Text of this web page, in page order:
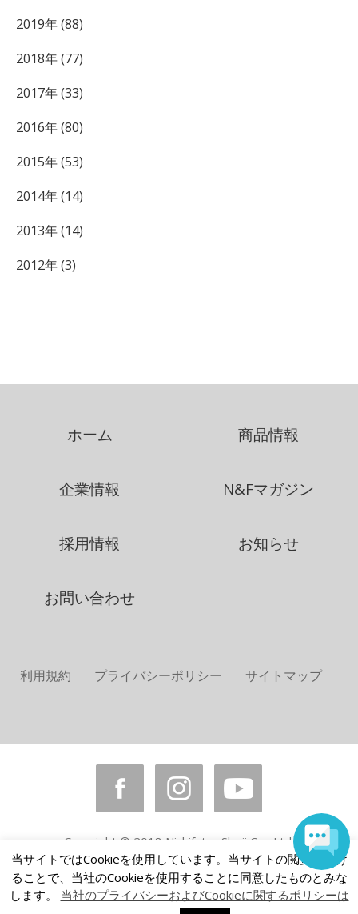
2019年 (88)
2018年 (77)
2017年 (33)
2016年 (80)
2015年 (53)
2014年 (14)
2013年 (14)
2012年 (3)
ホーム 商品情報
企業情報 N&Fマガジン
採用情報 お知らせ
お問い合わせ
利用規約 プライバシーポリシー サイトマップ
Copyright © 2018 Nichifutsu Shoji Co., Ltd.
All rights reserved.
当サイトではCookieを使用しています。当サイトの閲覧を続け
ることで、当社のCookieを使用することに同意したものとみな
します。 当社のプライバシーおよびCookieに関するポリシーは